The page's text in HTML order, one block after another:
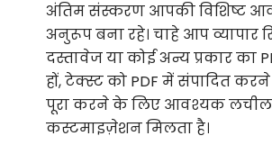
अंतिम संस्करण आपकी विशिष्ट
अनुरूप बना रहे। चाहे आप व्यापार
दस्तावेज या कोई अन्य प्रकार का
हों, टेक्स्ट को PDF में संपादित
पूरा करने के लिए आवश्यक
कस्टमाइज़ेशन मिलता है।